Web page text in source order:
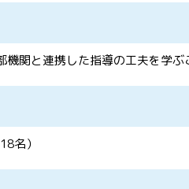
関と連携した指導の工夫を学ぶ
名）